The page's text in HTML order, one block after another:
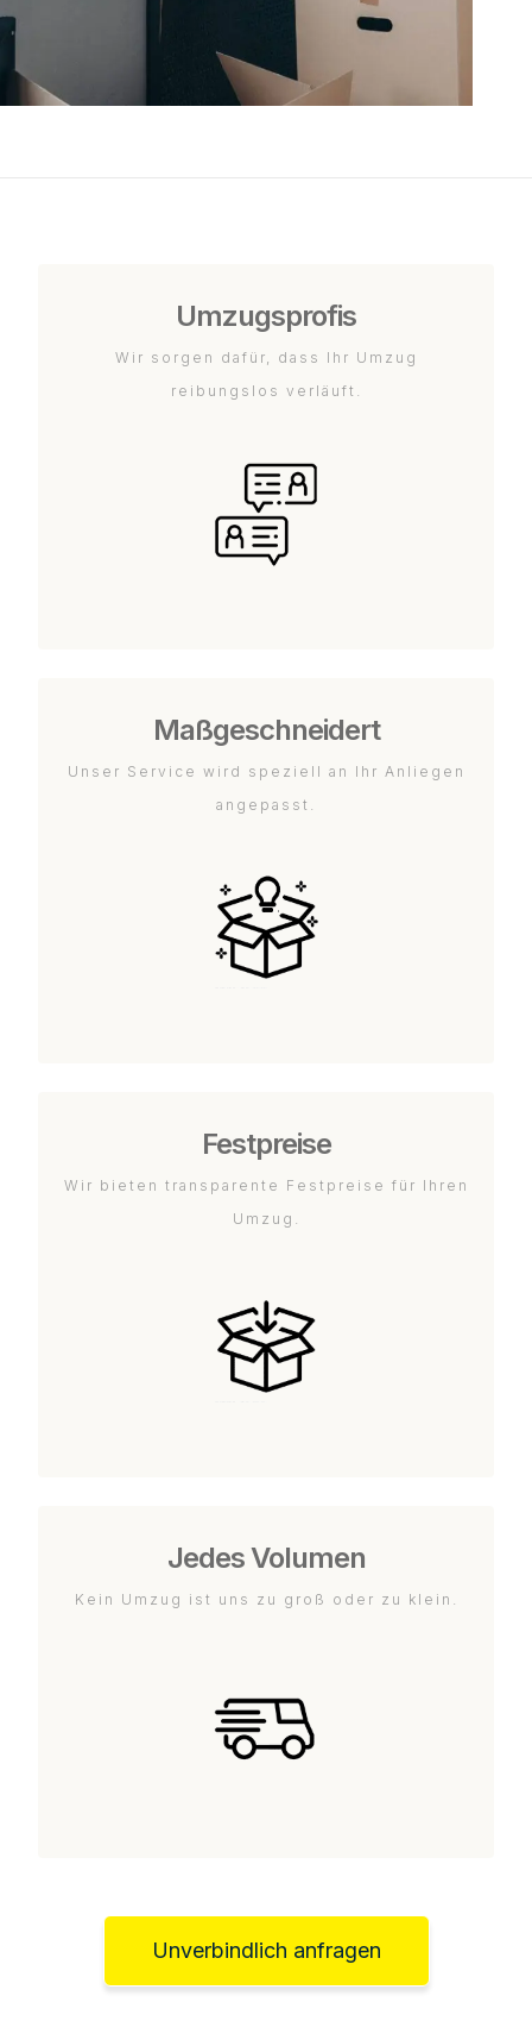
Umzugsprofis
Wir sorgen dafür, dass Ihr Umzug
reibungslos verläuft.
Maßgeschneidert
Unser Service wird speziell an Ihr Anliegen
angepasst.
Festpreise
Wir bieten transparente Festpreise für Ihren
Umzug.
Jedes Volumen
Kein Umzug ist uns zu groß oder zu klein.
Unverbindlich anfragen